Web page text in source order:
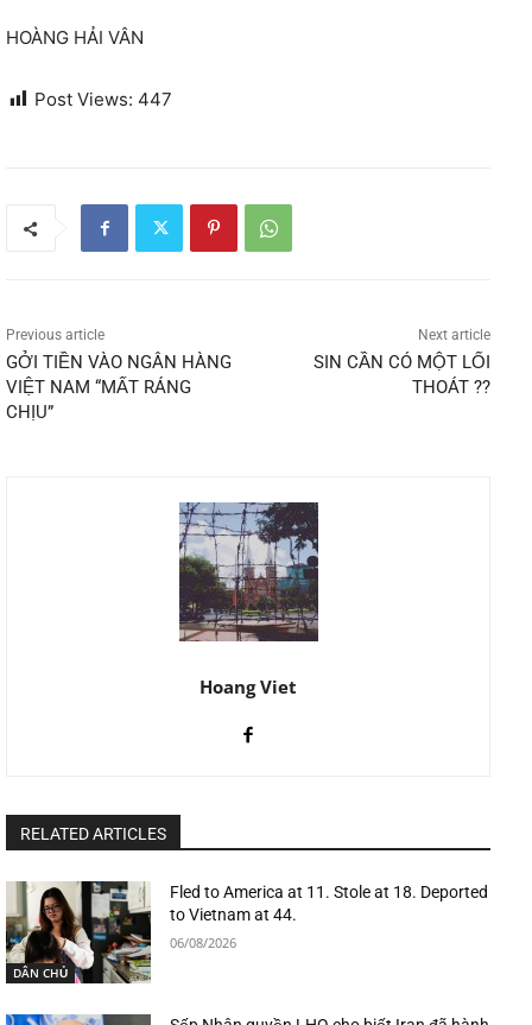
HOÀNG HẢI VÂN
Post Views: 447
Previous article
GỞI TIỀN VÀO NGÂN HÀNG
VIỆT NAM “MẤT RÁNG
CHỊU”
Next article
SIN CẦN CÓ MỘT LỐI
THOÁT ??
Hoang Viet
RELATED ARTICLES
DÂN CHỦ
Fled to America at 11. Stole at 18. Deported
to Vietnam at 44.
06/08/2026